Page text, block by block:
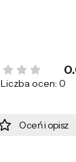
Liczba ocen: 0
Oceń i opisz